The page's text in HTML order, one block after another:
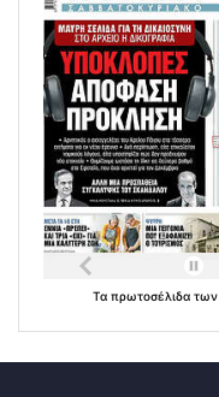
Τα πρωτοσέλιδα των